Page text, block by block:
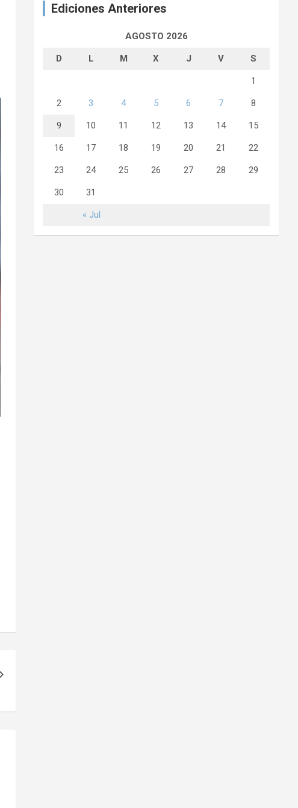
Ediciones Anteriores
AGOSTO 2026
D L M X J V S
« Jul
1
2 3 4 5 6 7 8
9 10 11 12 13 14 15
16 17 18 19 20 21 22
23 24 25 26 27 28 29
30 31